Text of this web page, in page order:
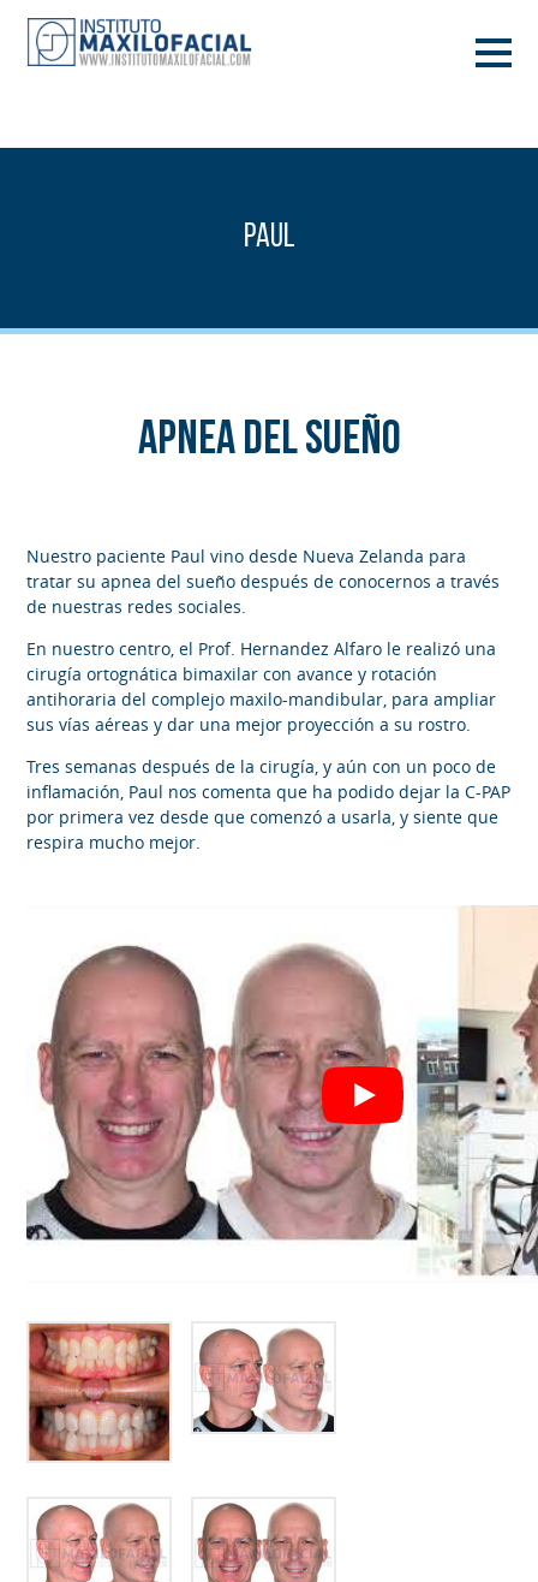
Paul
Apnea del sueño
Nuestro paciente Paul vino desde Nueva Zelanda para
tratar su apnea del sueño después de conocernos a través
de nuestras redes sociales.
En nuestro centro, el Prof. Hernandez Alfaro le realizó una
cirugía ortognática bimaxilar con avance y rotación
antihoraria del complejo maxilo-mandibular, para ampliar
sus vías aéreas y dar una mejor proyección a su rostro.
Tres semanas después de la cirugía, y aún con un poco de
inflamación, Paul nos comenta que ha podido dejar la C-PAP
por primera vez desde que comenzó a usarla, y siente que
respira mucho mejor.